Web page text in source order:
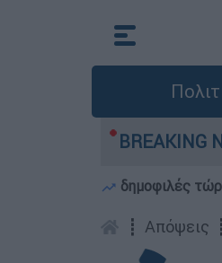
BREAKING
ημερών - Νοσηλευόταν
δημοφιλές
┋ Απόψεις